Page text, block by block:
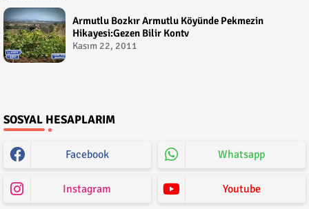
Armutlu Bozkır Armutlu Köyünde Pekmezin
Hikayesi:Gezen Bilir Kontv
Kasım 22, 2011
SOSYAL HESAPLARIM
Facebook Whatsapp
Instagram Youtube